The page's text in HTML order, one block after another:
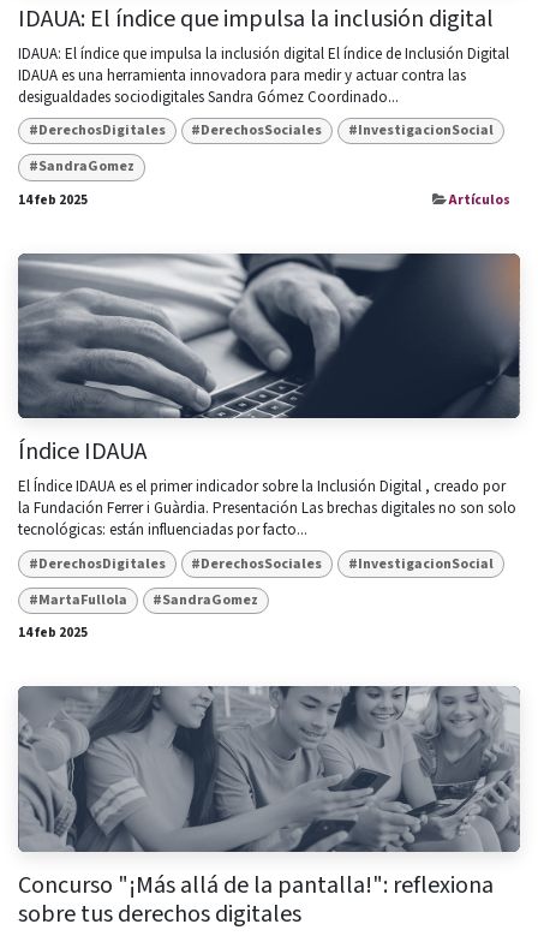
IDAUA: El índice que impulsa la inclusión digital
IDAUA: El índice que impulsa la inclusión digital El índice de Inclusión Digital
IDAUA es una herramienta innovadora para medir y actuar contra las
desigualdades sociodigitales Sandra Gómez Coordinado...
#DerechosDigitales #DerechosSociales
#InvestigacionSocial
#SandraGomez
14 feb 2025
Artículos
Índice IDAUA
El Índice IDAUA es el primer indicador sobre la Inclusión Digital , creado por
la Fundación Ferrer i Guàrdia. Presentación Las brechas digitales no son solo
tecnológicas: están influenciadas por facto...
#DerechosDigitales #DerechosSociales
#InvestigacionSocial
#MartaFullola
#SandraGomez
14 feb 2025
Concurso "¡Más allá de la pantalla!": reflexiona
sobre tus derechos digitales